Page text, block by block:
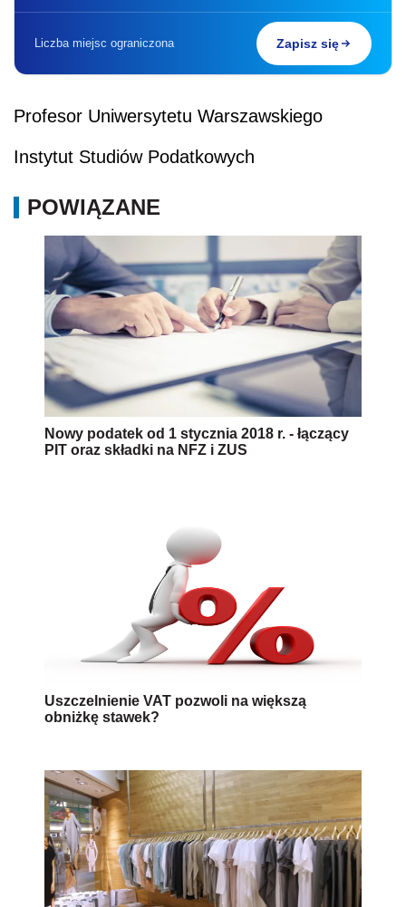
Liczba miejsc ograniczona Zapisz się
Profesor Uniwersytetu Warszawskiego
Instytut Studiów Podatkowych
POWIĄZANE
Nowy podatek od 1 stycznia 2018 r. - łączący
PIT oraz składki na NFZ i ZUS
Uszczelnienie VAT pozwoli na większą
obniżkę stawek?